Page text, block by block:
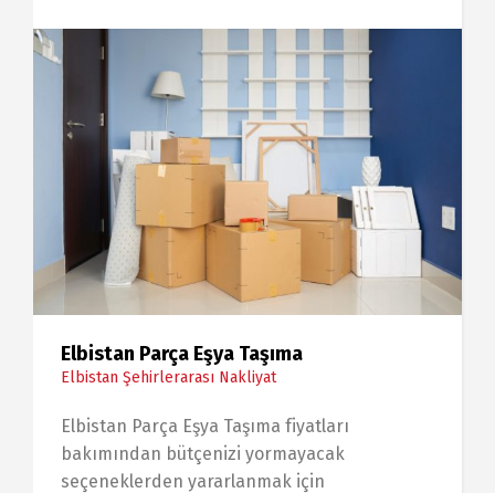
Elbistan Parça Eşya Taşıma
Elbistan Şehirlerarası Nakliyat
Elbistan Parça Eşya Taşıma fiyatları
bakımından bütçenizi yormayacak
seçeneklerden yararlanmak için